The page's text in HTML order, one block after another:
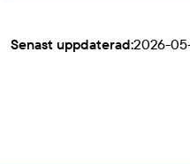
Senast uppdaterad:2026-